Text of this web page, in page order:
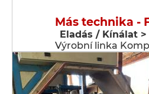
Más technika -
Eladás / Kínálat
Výrobní linka